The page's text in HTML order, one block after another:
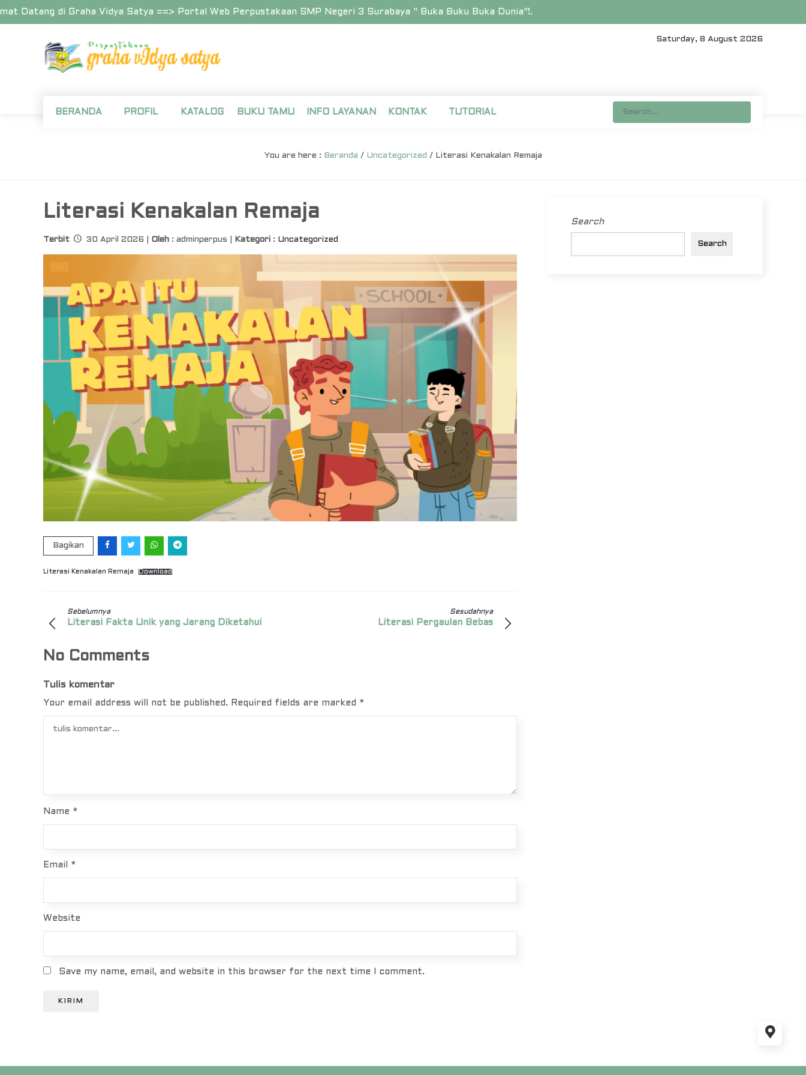
Datang di Graha Vidya Satya ==> Portal Web Perpustakaan SMP Negeri 3 Surabaya " Buka Buku Buka Dunia"!.
Saturday, 8 August 2026
BERANDA PROFIL KATALOG BUKU TAMU INFO LAYANAN KONTAK TUTORIAL
You are here : Beranda / Uncategorized / Literasi Kenakalan Remaja
Literasi Kenakalan Remaja
Terbit 30 April 2026 | Oleh: adminperpus | Kategori: Uncategorized
Bagikan
Literasi Kenakalan Remaja Download
Sebelumnya
Literasi Fakta Unik yang Jarang Diketahui
Sesudahnya
Literasi Pergaulan Bebas
No Comments
Tulis komentar
Your email address will not be published. Required fields are marked *
Name *
Email *
Website
Save my name, email, and website in this browser for the next time I comment.
Search
Search